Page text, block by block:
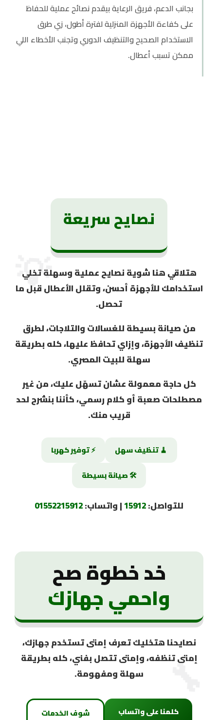
بجانب الدعم، فريق الرعاية بيقدم نصائح عملية للحفاظ
على كفاءة الأجهزة المنزلية لفترة أطول، زي طرق
الاستخدام الصحيح والتنظيف الدوري وتجنب الأخطاء اللي
ممكن تسبب أعطال.
💡
🔧
نصايح سريعة
هتلاقي هنا شوية نصايحعملية وسهلةتخلي
استخدامك للأجهزة أحسن، وتقلل الأعطال قبل ما
تحصل.
من صيانة بسيطة للغسالات والتلاجات، لطرق
تنظيف الأجهزة، وإزاي تحافظ عليها، كله بطريقة
سهلة للبيت المصري.
كل حاجة معمولة عشان تسهّل عليك، من غير
مصطلحات صعبة أو كلام رسمي، كأننا بنشرح لحد
قريب منك.
🧹 تنظيف سهل
⚡ توفير كهربا
🛠️ صيانة بسيطة
للتواصل:15912| واتساب:01552215912
خد خطوة صح
واحمي جهازك
نصايحنا هتخليك تعرف إمتى تستخدم جهازك،
إمتى تنظفه، وإمتى تتصل بفني، كله بطريقة
سهلة ومفهومة.
كلمنا على واتساب شوف الخدمات